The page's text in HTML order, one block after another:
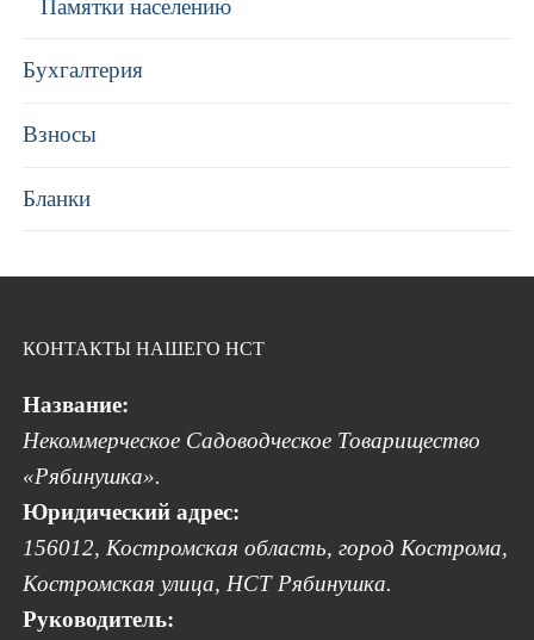
Памятки населению
Бухгалтерия
Взносы
Бланки
КОНТАКТЫ НАШЕГО НСТ
Название:
Некоммерческое Садоводческое Товарищество
«Рябинушка».
Юридический адрес:
156012, Костромская область, город Кострома,
Костромская улица, НСТ Рябинушка.
Руководитель: